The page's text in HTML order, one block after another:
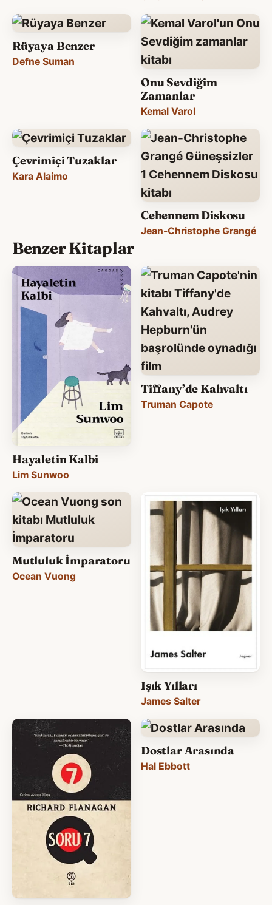
Rüyaya Benzer
Defne Suman
Onu Sevdiğim
Zamanlar
Kemal Varol
Çevrimiçi Tuzaklar
Kara Alaimo
Cehennem Diskosu
Jean-Christophe Grangé
Benzer Kitaplar
Hayaletin Kalbi
Lim Sunwoo
Tiffany’de Kahvaltı
Truman Capote
Mutluluk İmparatoru
Ocean Vuong
Işık Yılları
James Salter
Dostlar Arasında
Hal Ebbott